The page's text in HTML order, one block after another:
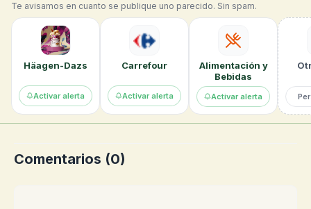
Te avisamos en cuanto se publique uno parecido. Sin spam.
Häagen-Dazs
Activar alerta
Carrefour
Activar alerta
Alimentación y
Bebidas
Activar alerta
Comentarios (0)